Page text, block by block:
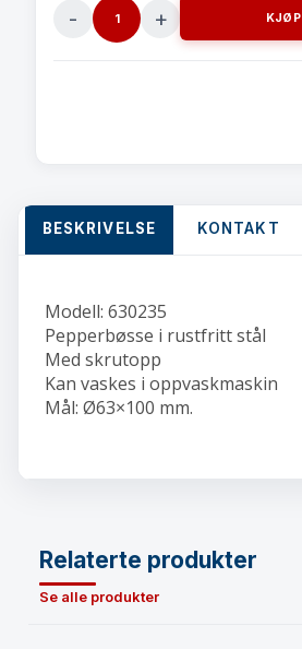
Pepperbøsse
KJØP
BESKRIVELSE KONTAKT
Modell: 630235
Pepperbøsse i rustfritt stål
Med skrutopp
Kan vaskes i oppvaskmaskin
Mål: Ø63×100 mm.
Relaterte produkter
Se alle produkter